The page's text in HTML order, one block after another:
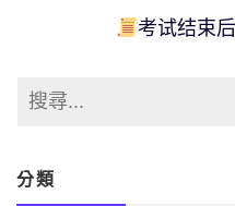
考试结束
分類